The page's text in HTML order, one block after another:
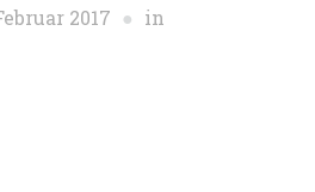
2017 in